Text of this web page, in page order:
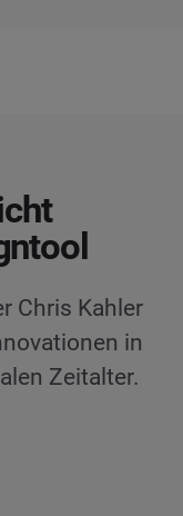
Chris Kahler
in
Zeitalter.